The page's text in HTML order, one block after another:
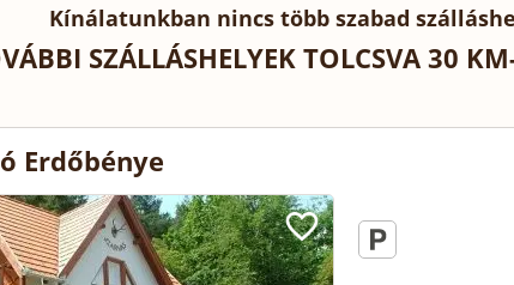
Kínálatunkban nincs több szabad
SZÁLLÁSHELYEK TOLCSVA 30
Erdőbénye